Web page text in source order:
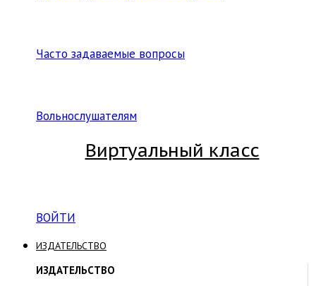
Часто задаваемые вопросы
Вольнослушателям
Виртуальный класс
ВОЙТИ
ИЗДАТЕЛЬСТВО
ИЗДАТЕЛЬСТВО